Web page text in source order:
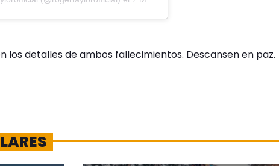
los detalles de ambos fallecimientos. Descansen en paz.